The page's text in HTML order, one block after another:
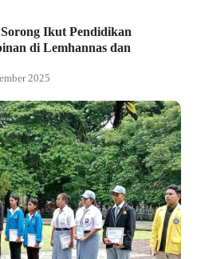
Ikut Pendidikan
di Lemhannas dan
2025